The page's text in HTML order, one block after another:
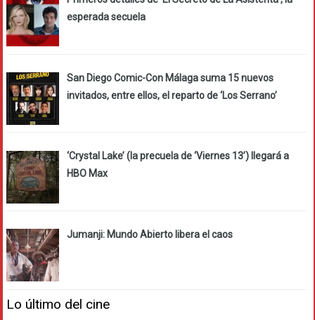
esperada secuela
San Diego Comic-Con Málaga suma 15 nuevos
invitados, entre ellos, el reparto de ‘Los Serrano’
‘Crystal Lake’ (la precuela de ‘Viernes 13’) llegará a
HBO Max
Jumanji: Mundo Abierto libera el caos
Lo último del cine